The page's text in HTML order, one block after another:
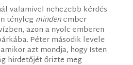
valamivel nehezebb kérdés
ténylegmindenember
azon a nyolc emberen
Péter második levele
azt mondja, hogy Isten
hirdetőjét őrizte meg